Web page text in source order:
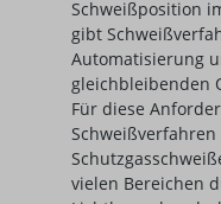
Schweißposition
gibt
Automatisierung
gleichbleibenden
Für diese
Schweißverfahren
vielen Bereichen